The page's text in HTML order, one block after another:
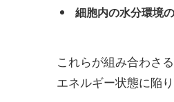
細胞内の水分環境
これらが組み合わさ
エネルギー状態に陥